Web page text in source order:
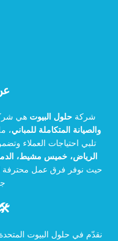
شركةحلول البيوت هي
والصيانة المتكاملة للمباني،
تلبي احتياجات العملاء
الرياض، خميس مشيط،
حيث نوفر فرق عمل محترفة
🛠️
نقدّم في حلول البيوت